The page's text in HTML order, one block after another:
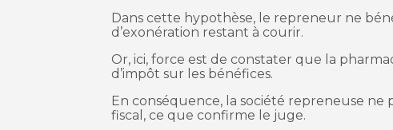
Dans cette hypothèse, le repreneur ne
d’exonération restant à courir.
Or, ici, force est de constater que la
d’impôt sur les bénéfices.
En conséquence, la société repreneuse
fiscal, ce que confirme le juge.